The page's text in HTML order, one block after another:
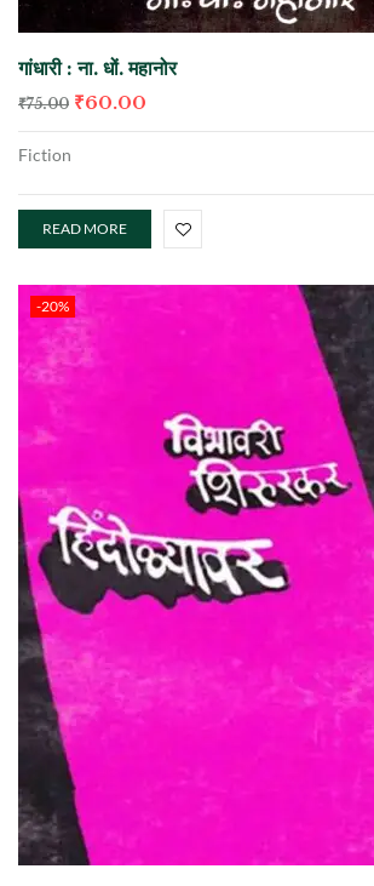
गांधारी : ना. धों. महानोर
₹75.00 ₹60.00
Fiction
READ MORE
-20%